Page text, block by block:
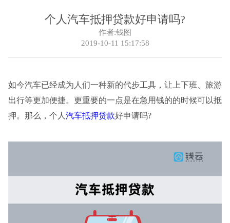
个人汽车抵押贷款好申请吗?
作者:钱图
2019-10-11 15:17:58
如今汽车已经成为人们一种新的代步工具，让上下班、旅游
出行等更加便捷。更重要的一点是在急用钱的的时候可以抵
押。那么，个人 汽车抵押贷款好申请吗?